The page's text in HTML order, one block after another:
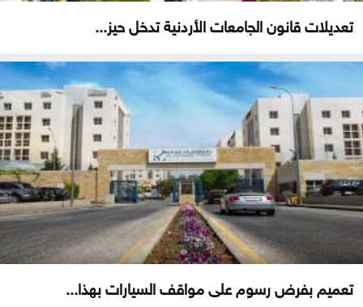
تعديلات قانون الجامعات الأردنية تدخل حيز...
تعميم بفرض رسوم على مواقف السيارات بهذا...